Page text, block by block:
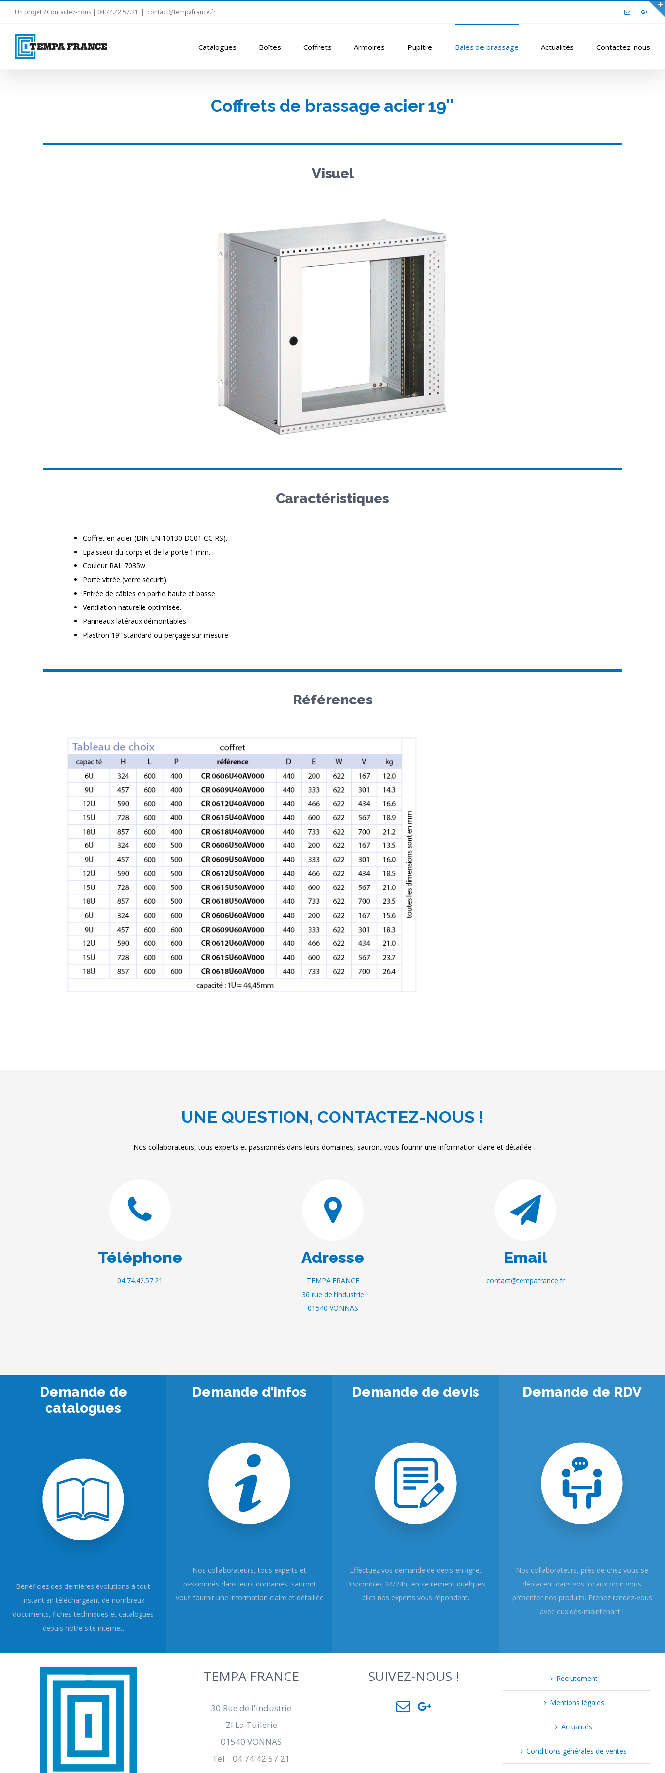
Un projet ? Contactez-nous | 04.74.42.57.21 | contact@tempafrance.fr Email
Catalogues Boîtes Coffrets Armoires Pupitre Baies de brassage Actualités Contactez-nous
Coffrets de brassage acier 19″
Visuel
Caractéristiques
Coffret en acier (DIN EN 10130 DC01 CC RS).
Epaisseur du corps et de la porte 1 mm.
Couleur RAL 7035w.
Porte vitrée (verre sécurit).
Entrée de câbles en partie haute et basse.
Ventilation naturelle optimisée.
Panneaux latéraux démontables.
Plastron 19” standard ou perçage sur mesure.
Références
UNE QUESTION, CONTACTEZ-NOUS !
Nos collaborateurs, tous experts et passionnés dans leurs domaines, sauront vous fournir une information claire et détaillée
Téléphone
04.74.42.57.21
Adresse
TEMPA FRANCE
36 rue de l’Industrie
01540 VONNAS
Email
contact@tempafrance.fr
Demande de
catalogues
Bénéficiez des dernières évolutions à tout
instant en téléchargeant de nombreux
documents, fiches techniques et catalogues
depuis notre site internet.
Demande d’infos
Nos collaborateurs, tous experts et
passionnés dans leurs domaines, sauront
vous fournir une information claire et détaillée
Demande de devis
Effectuez vos demande de devis en ligne.
Disponibles 24/24h, en seulement quelques
clics nos experts vous répondent.
Demande de RDV
Nos collaborateurs, près de chez vous se
déplacent dans vos locaux pour vous
présenter nos produits. Prenez rendez-vous
avec eux dès-maintenant !
TEMPA FRANCE
30 Rue de l'industrie
ZI La Tuilerie
01540 VONNAS
Tél. : 04 74 42 57 21
SUIVEZ-NOUS ! Recrutement
Mentions légales
Actualités
Conditions générales de ventes